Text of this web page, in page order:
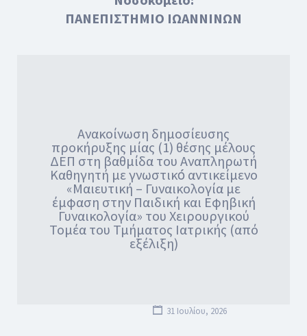
ΠΑΝΕΠΙΣΤΗΜΙΟ ΙΩΑΝΝΙΝΩΝ
Ανακοίνωση δημοσίευσης
προκήρυξης μίας (1) θέσης μέλους
ΔΕΠ στη βαθμίδα του Αναπληρωτή
Καθηγητή με γνωστικό́ αντικείμενο
«Μαιευτική – Γυναικολογία με
έμφαση στην Παιδική και Εφηβική
Γυναικολογία» του Χειρουργικού
Τομέα του Τμήματος Ιατρικής (από
εξέλιξη)
31 Ιουλίου, 2026